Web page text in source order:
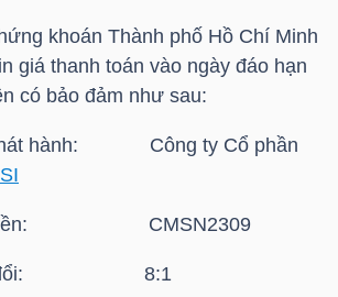
khoán Thành phố Hồ Chí Minh
giá thanh toán vào ngày đáo hạn
có bảo đảm như sau:
hành: Công ty Cổ phần
quyền: CMSN2309
đổi: 8:1